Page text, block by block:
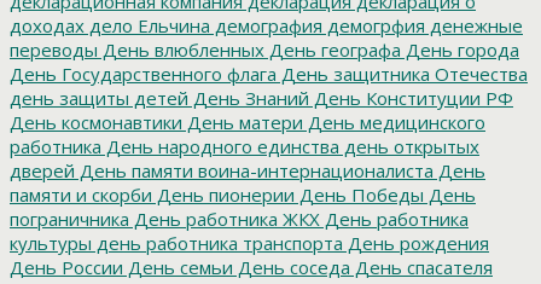
доходах дело Ельчина демография демогрфия денежные
переводы День влюбленных День географа День города
День Государственного флага День защитника Отечества
день защиты детей День Знаний День Конституции РФ
День космонавтики День матери День медицинского
работника День народного единства день открытых
дверей День памяти воина-интернационалиста День
памяти и скорби День пионерии День Победы День
пограничника День работника ЖКХ День работника
культуры день работника транспорта День рождения
День России День семьи День соседа День спасателя